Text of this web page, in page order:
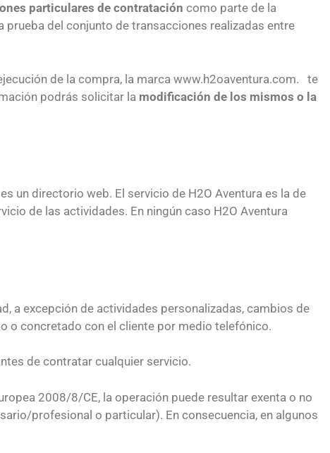
particulares de contratación como parte de la
del conjunto de transacciones realizadas entre
de la compra, la marca www.h2oaventura.com. te
podrás solicitar la modificación de los mismos o la
un directorio web. El servicio de H2O Aventura es la de
de las actividades. En ningún caso H2O Aventura
a excepción de actividades personalizadas, cambios de
o concretado con el cliente por medio telefónico.
de contratar cualquier servicio.
2008/8/CE, la operación puede resultar exenta o no
profesional o particular). En consecuencia, en algunos